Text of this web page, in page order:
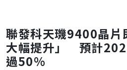
聯發科天璣9400晶片
大幅提升」 預計
過50%